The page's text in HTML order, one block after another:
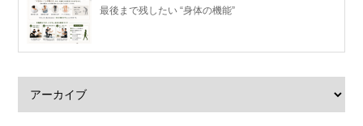
最後まで残したい “身体の機能”